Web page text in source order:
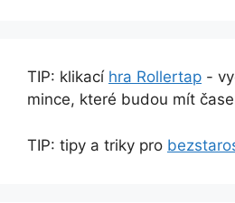
TIP: klikací hra Rollertap -
mince, které budou mít
TIP: tipy a triky pro